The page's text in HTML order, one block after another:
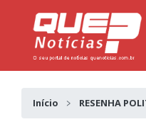
Início RESENHA